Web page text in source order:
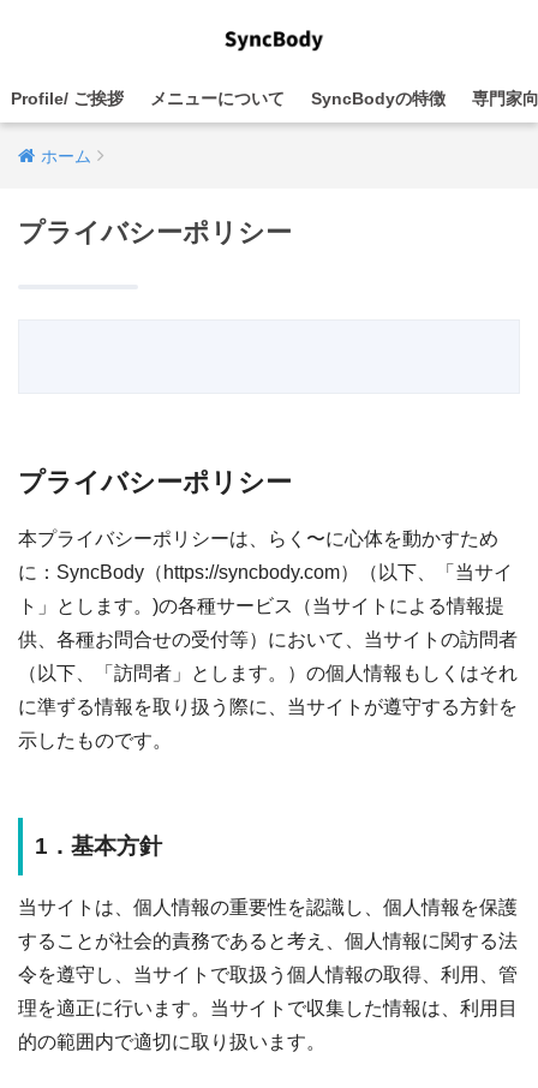
Profile/ ご挨拶 メニューについて SyncBodyの特徴 専門家
ホーム
プライバシーポリシー
プライバシーポリシー
本プライバシーポリシーは、らく〜に心体を動かすため
に：SyncBody（https://syncbody.com）（以下、「当サイ
ト」とします。)の各種サービス（当サイトによる情報提
供、各種お問合せの受付等）において、当サイトの訪問者
（以下、「訪問者」とします。）の個人情報もしくはそれ
に準ずる情報を取り扱う際に、当サイトが遵守する方針を
示したものです。
1．基本方針
当サイトは、個人情報の重要性を認識し、個人情報を保護
することが社会的責務であると考え、個人情報に関する法
令を遵守し、当サイトで取扱う個人情報の取得、利用、管
理を適正に行います。当サイトで収集した情報は、利用目
的の範囲内で適切に取り扱います。